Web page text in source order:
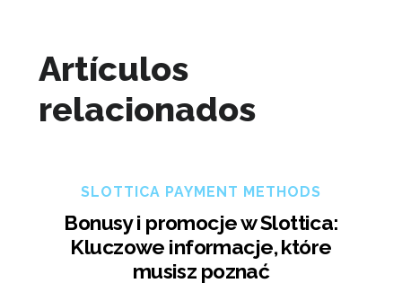
Artículos
relacionados
SLOTTICA PAYMENT METHODS
Bonusy i promocje w Slottica:
Kluczowe informacje, które
musisz poznać